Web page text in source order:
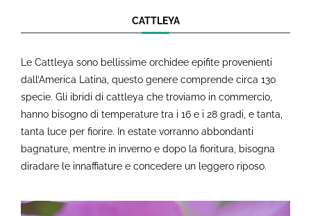
CATTLEYA
Le Cattleya sono bellissime orchidee epifite provenienti
dall’America Latina, questo genere comprende circa 130
specie. Gli ibridi di cattleya che troviamo in commercio,
hanno bisogno di temperature tra i 16 e i 28 gradi, e tanta,
tanta luce per fiorire. In estate vorranno abbondanti
bagnature, mentre in inverno e dopo la fioritura, bisogna
diradare le innaffiature e concedere un leggero riposo.